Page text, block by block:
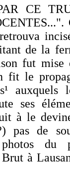
CE
de la
fut
fit le
ses
à le
pas de
du
à